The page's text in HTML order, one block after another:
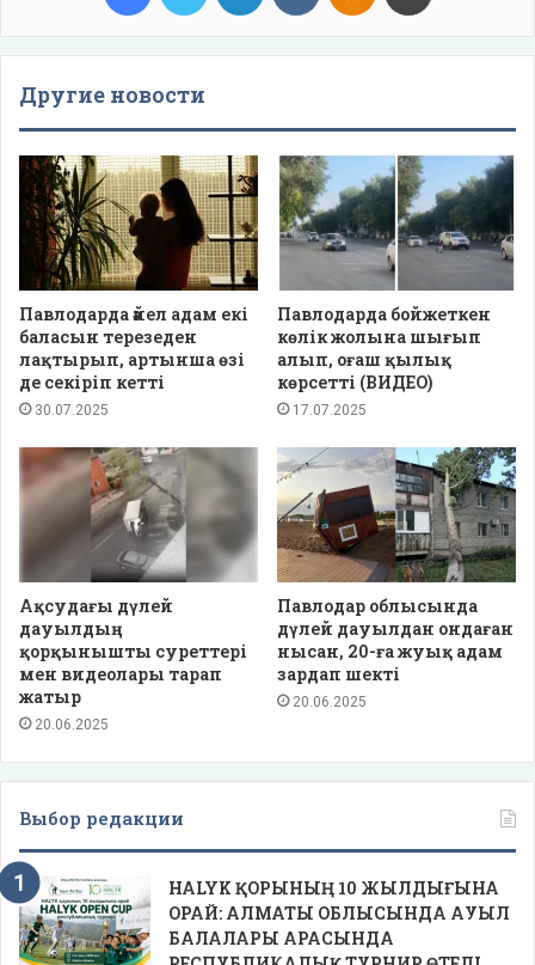
Другие новости
Павлодарда әйел адам екі
баласын терезеден
лақтырып, артынша өзі
де секіріп кетті
30.07.2025
Павлодарда бойжеткен
көлік жолына шығып
алып, оғаш қылық
көрсетті (ВИДЕО)
17.07.2025
Ақсудағы дүлей
дауылдың
қорқынышты суреттері
мен видеолары тарап
жатыр
20.06.2025
Павлодар облысында
дүлей дауылдан ондаған
нысан, 20-ға жуық адам
зардап шекті
20.06.2025
Выбор редакции
HALYK ҚОРЫНЫҢ 10 ЖЫЛДЫҒЫНА
ОРАЙ: АЛМАТЫ ОБЛЫСЫНДА АУЫЛ
БАЛАЛАРЫ АРАСЫНДА